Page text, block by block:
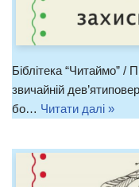
Біблітека “Читаймо” /
звичайній
бо… Читати далі »